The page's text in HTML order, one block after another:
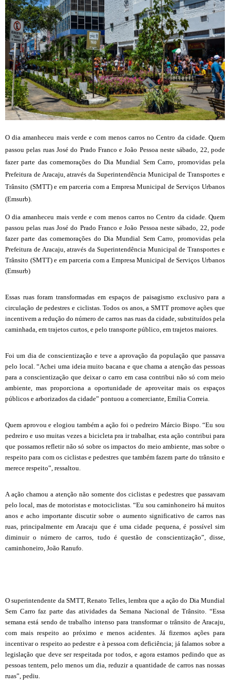
O dia amanheceu mais verde e com menos carros no Centro da cidade. Quem
passou pelas ruas José do Prado Franco e João Pessoa neste sábado, 22, pode
fazer parte das comemorações do Dia Mundial Sem Carro, promovidas pela
Prefeitura de Aracaju, através da Superintendência Municipal de Transportes e
Trânsito (SMTT) e em parceria com a Empresa Municipal de Serviços Urbanos
(Emsurb).
O dia amanheceu mais verde e com menos carros no Centro da cidade. Quem
passou pelas ruas José do Prado Franco e João Pessoa neste sábado, 22, pode
fazer parte das comemorações do Dia Mundial Sem Carro, promovidas pela
Prefeitura de Aracaju, através da Superintendência Municipal de Transportes e
Trânsito (SMTT) e em parceria com a Empresa Municipal de Serviços Urbanos
(Emsurb)
Essas ruas foram transformadas em espaços de paisagismo exclusivo para a
circulação de pedestres e ciclistas. Todos os anos, a SMTT promove ações que
incentivem a redução do número de carros nas ruas da cidade, substituídos pela
caminhada, em trajetos curtos, e pelo transporte público, em trajetos maiores.
Foi um dia de conscientização e teve a aprovação da população que passava
pelo local. “Achei uma ideia muito bacana e que chama a atenção das pessoas
para a conscientização que deixar o carro em casa contribui não só com meio
ambiente, mas proporciona a oportunidade de aproveitar mais os espaços
públicos e arborizados da cidade” pontuou a comerciante, Emília Correia.
Quem aprovou e elogiou também a ação foi o pedreiro Márcio Bispo. “Eu sou
pedreiro e uso muitas vezes a bicicleta pra ir trabalhar, esta ação contribui para
que possamos refletir não só sobre os impactos do meio ambiente, mas sobre o
respeito para com os ciclistas e pedestres que também fazem parte do trânsito e
merece respeito”, ressaltou.
A ação chamou a atenção não somente dos ciclistas e pedestres que passavam
pelo local, mas de motoristas e motociclistas. “Eu sou caminhoneiro há muitos
anos e acho importante discutir sobre o aumento significativo de carros nas
ruas, principalmente em Aracaju que é uma cidade pequena, é possível sim
diminuir o número de carros, tudo é questão de conscientização”, disse,
caminhoneiro, João Ranufo.
O superintendente da SMTT, Renato Telles, lembra que a ação do Dia Mundial
Sem Carro faz parte das atividades da Semana Nacional de Trânsito. “Essa
semana está sendo de trabalho intenso para transformar o trânsito de Aracaju,
com mais respeito ao próximo e menos acidentes. Já fizemos ações para
incentivar o respeito ao pedestre e à pessoa com deficiência; já falamos sobre a
legislação que deve ser respeitada por todos, e agora estamos pedindo que as
pessoas tentem, pelo menos um dia, reduzir a quantidade de carros nas nossas
ruas”, pediu.